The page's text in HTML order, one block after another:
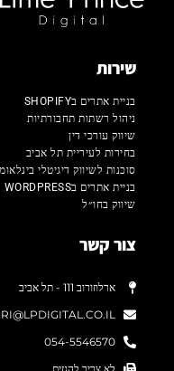
שירות
בניית אתרים בSHOPIFY
ניהול רשתות תחבורתיות
שיווק עורכי דין
בחירות לעיריית תל אביב
סוכנות לשיווק דיגיטלי
בניית אתרים בWORDPRESS
שיווק בחו״ל
צור קשר
ארלוזורוב 111 - תל אביב
054-5546570